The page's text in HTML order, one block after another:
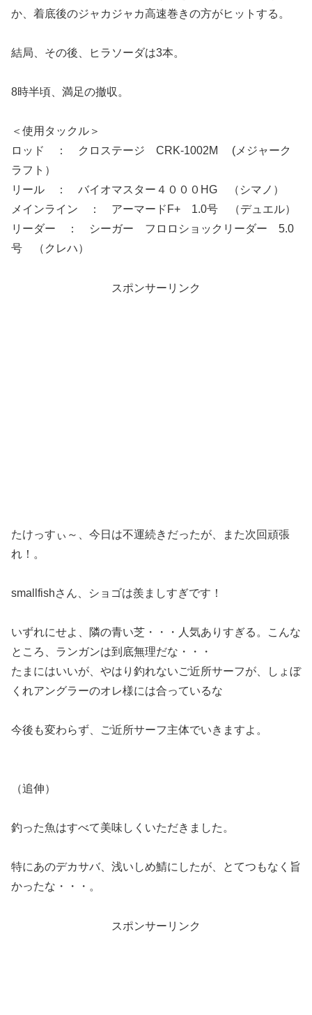
か、着底後のジャカジャカ高速巻きの方がヒットする。
結局、その後、ヒラソーダは3本。
8時半頃、満足の撤収。
＜使用タックル＞
ロッド ： クロステージ CRK-1002M (メジャーク
ラフト）
リール ： バイオマスター４０００HG （シマノ）
メインライン ： アーマードF+ 1.0号 （デュエル）
リーダー ： シーガー フロロショックリーダー 5.0
号 （クレハ）
スポンサーリンク
たけっすぃ～、今日は不運続きだったが、また次回頑張
れ！。
smallfishさん、ショゴは羨ましすぎです！
いずれにせよ、隣の青い芝・・・人気ありすぎる。こんな
ところ、ランガンは到底無理だな・・・
たまにはいいが、やはり釣れないご近所サーフが、しょぼ
くれアングラーのオレ様には合っているな
今後も変わらず、ご近所サーフ主体でいきますよ。
（追伸）
釣った魚はすべて美味しくいただきました。
特にあのデカサバ、浅いしめ鯖にしたが、とてつもなく旨
かったな・・・。
スポンサーリンク